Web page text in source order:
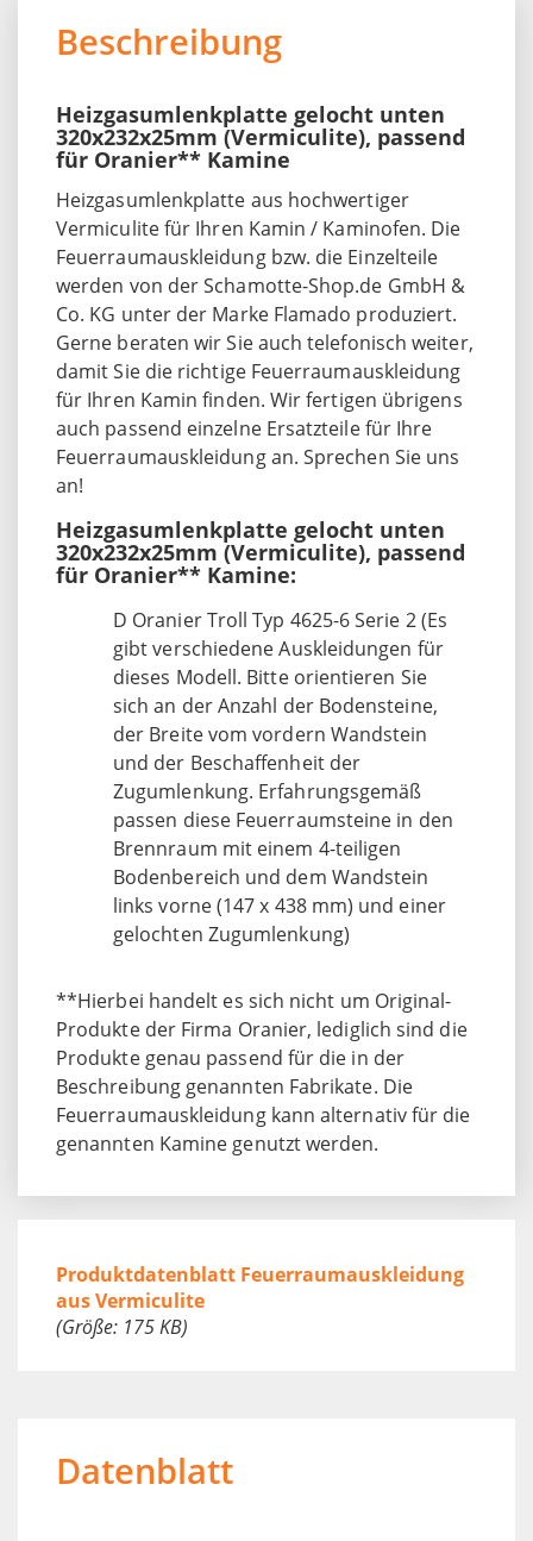
Beschreibung
Heizgasumlenkplatte gelocht unten
320x232x25mm (Vermiculite), passend
für Oranier** Kamine
Heizgasumlenkplatte aus hochwertiger
Vermiculite für Ihren Kamin / Kaminofen. Die
Feuerraumauskleidung bzw. die Einzelteile
werden von der Schamotte-Shop.de GmbH &
Co. KG unter der Marke Flamado produziert.
Gerne beraten wir Sie auch telefonisch weiter,
damit Sie die richtige Feuerraumauskleidung
für Ihren Kamin finden. Wir fertigen übrigens
auch passend einzelne Ersatzteile für Ihre
Feuerraumauskleidung an. Sprechen Sie uns
an!
Heizgasumlenkplatte gelocht unten
320x232x25mm (Vermiculite), passend
für Oranier** Kamine:
D Oranier Troll Typ 4625-6 Serie 2 (Es
gibt verschiedene Auskleidungen für
dieses Modell. Bitte orientieren Sie
sich an der Anzahl der Bodensteine,
der Breite vom vordern Wandstein
und der Beschaffenheit der
Zugumlenkung. Erfahrungsgemäß
passen diese Feuerraumsteine in den
Brennraum mit einem 4-teiligen
Bodenbereich und dem Wandstein
links vorne (147 x 438 mm) und einer
gelochten Zugumlenkung)
**Hierbei handelt es sich nicht um Original-
Produkte der Firma Oranier, lediglich sind die
Produkte genau passend für die in der
Beschreibung genannten Fabrikate. Die
Feuerraumauskleidung kann alternativ für die
genannten Kamine genutzt werden.
Produktdatenblatt Feuerraumauskleidung
aus Vermiculite
(Größe: 175 KB)
Datenblatt